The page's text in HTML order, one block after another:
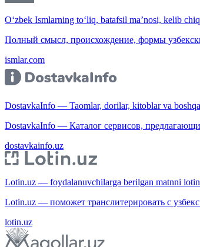
O‘zbek Ismlarning to‘liq, batafsil ma’nosi, kelib
Полный смысл, происхождение, формы
ismlar.com
DostavkaInfo — Taomlar, dorilar, kitoblar va
DostavkaInfo — Каталог сервисов,
dostavkainfo.uz
Lotin.uz — foydalanuvchilarga berilgan matnni
Lotin.uz — поможет транслитерировать с
lotin.uz